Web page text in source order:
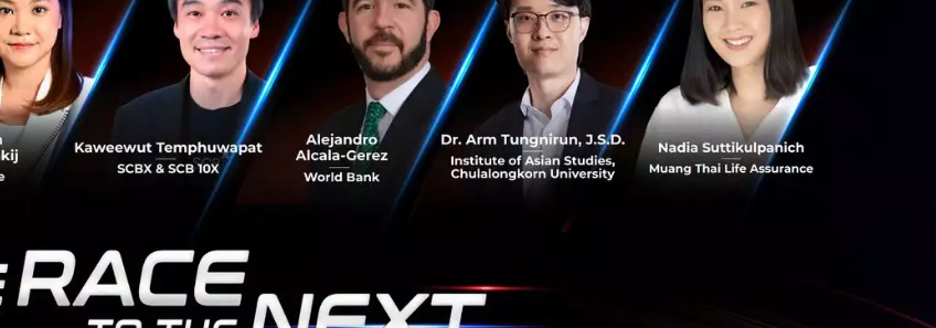
243
Tech & Biz grabtaxi 500Startups Growth Hacking
วิธีรับมือกับคำวิจารณ์ในทางลบก่อนเริ่มธุรกิจของตัว
เอง จากริชาร์ด แบรนสัน
เชื่อว่าสตาร์ทอัปหลายรายน่าจะเคยประสบปัญหานี้ หรืออาจ
จะอยู่ในสภาวะแบบนี้ กล่าวคือ เมื่อบอกกับใครว่าอยากทำ
ธุรกิจของตัวเอง โดยมีไอเดียแบบนี้ (ร่ายยาว) อีกฝ่ายกลับแสดง
สิงหาคม 10, 2015 | By Techsauce Team
1